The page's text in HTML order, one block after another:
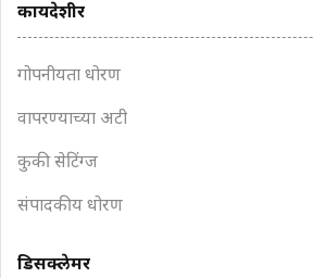
कायदेशीर
गोपनीयता धोरण
वापरण्याच्या अटी
कुकी सेटिंग्ज
संपादकीय धोरण
डिसक्लेमर